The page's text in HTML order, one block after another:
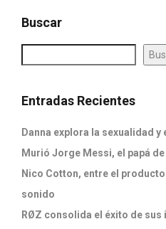
Buscar
Entradas Recientes
Danna explora la sexualidad y
Murió Jorge Messi, el papá de
Nico Cotton, entre el
sonido
RØZ consolida el éxito de sus